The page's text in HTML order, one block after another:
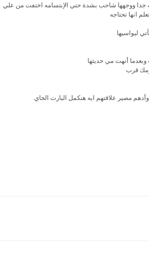
جدا ووجهها شاحب بشدة حتي الإبتسامه اختفت من علي
انها تحتاجه
ليواسيها
أنهت مي حديثها
قرب
مصير علاقتهم ايه هنكمل البارت الجاي